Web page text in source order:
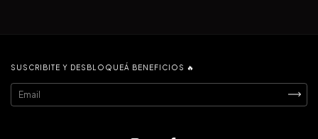
SUSCRIBITE Y DESBLOQUEÁ BENEFICIOS 🔥